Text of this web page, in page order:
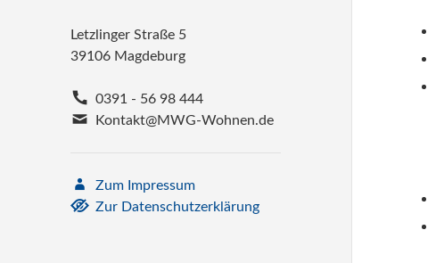
Letzlinger Straße 5
39106 Magdeburg
0391 - 56 98 444
Kontakt@MWG-Wohnen.de
Zum Impressum
Zur Datenschutzerklärung